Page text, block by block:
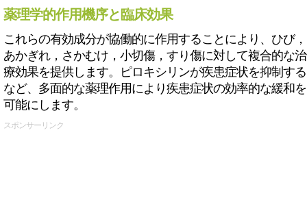
薬理学的作用機序と臨床効果
これらの有効成分が協働的に作用することにより、ひび，
あかぎれ，さかむけ，小切傷，すり傷に対して複合的な治
療効果を提供します。ピロキシリンが疾患症状を抑制する
など、多面的な薬理作用により疾患症状の効率的な緩和を
可能にします。
スポンサーリンク